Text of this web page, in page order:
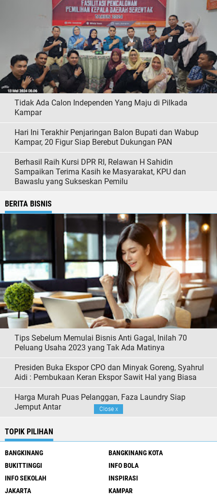
Tidak Ada Calon Independen Yang Maju di Pilkada
Kampar
Hari Ini Terakhir Penjaringan Balon Bupati dan Wabup
Kampar, 20 Figur Siap Berebut Dukungan PAN
Berhasil Raih Kursi DPR RI, Relawan H Sahidin
Sampaikan Terima Kasih ke Masyarakat, KPU dan
Bawaslu yang Sukseskan Pemilu
BERITA BISNIS
Tips Sebelum Memulai Bisnis Anti Gagal, Inilah 70
Peluang Usaha 2023 yang Tak Ada Matinya
Presiden Buka Ekspor CPO dan Minyak Goreng, Syahrul
Aidi : Pembukaan Keran Ekspor Sawit Hal yang Biasa
Harga Murah Puas Pelanggan, Faza Laundry Siap
Jemput Antar
TOPIK PILIHAN
BANGKINANG
BANGKINANG KOTA
BUKITTINGGI
INFO BOLA
INFO SEKOLAH
INSPIRASI
JAKARTA
KAMPAR
Close x